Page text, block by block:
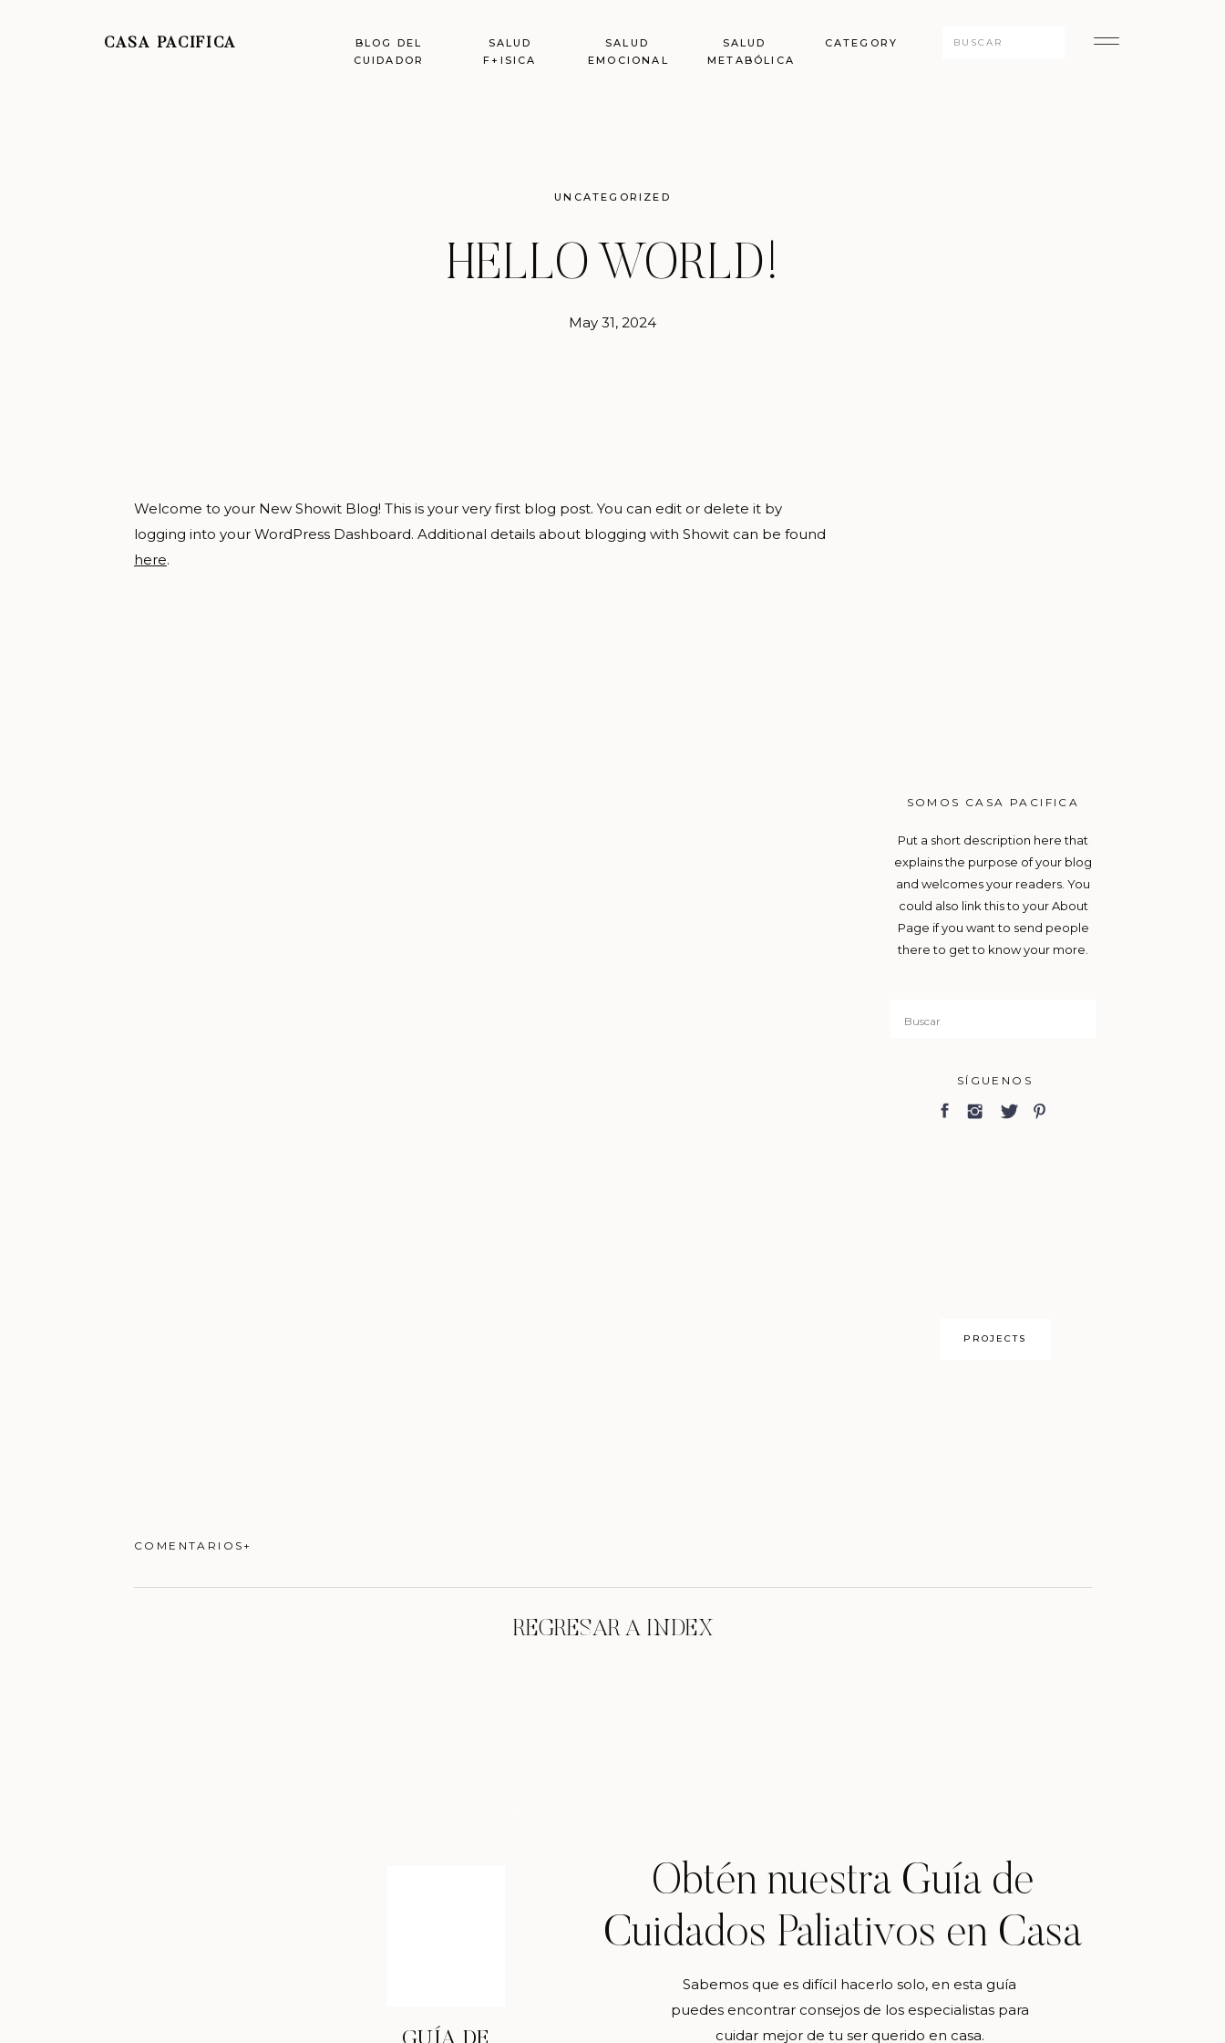
CASA PACIFICA
BLOG DEL
CUIDADOR
SALUD
F+ISICA
SALUD
EMOCIONAL
SALUD
METABÓLICA
CATEGORY
Search
HELLO WORLD!
UNCATEGORIZED
May 31, 2024
PERSONAL
PROJECTS
SÍGUENOS
Search
for:
Put a short description here that
explains the purpose of your blog
and welcomes your readers. You
could also link this to your About
Page if you want to send people
there to get to know your more.
MÁS CATEGORÍAS
SOMOS CASA PACIFICA
Welcome to your New Showit Blog! This is your very first blog post. You can edit or delete it by
logging into your WordPress Dashboard. Additional details about blogging with Showit can be found
here.
COMENTARIOS+
REGRESAR A INDEX
Obtén nuestra Guía de
Cuidados Paliativos en Casa
Sabemos que es difícil hacerlo solo, en esta guía
puedes encontrar consejos de los especialistas para
cuidar mejor de tu ser querido en casa.